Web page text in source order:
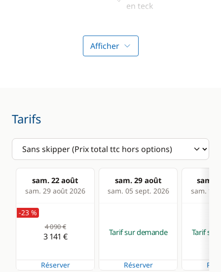
en teck
Pilote automatique
VHF
Divers
Cuisine
Cuisinière
Eau chaude
Afficher
Tarifs
sam. 22 août
sam. 29 août 2026
sam. 29 août
sam. 05 sept. 2026
sam.
sam. 12
-23 %
4 090 €
3 141 €
Réserver
Tarif sur demande
Réserver
Tarif sur